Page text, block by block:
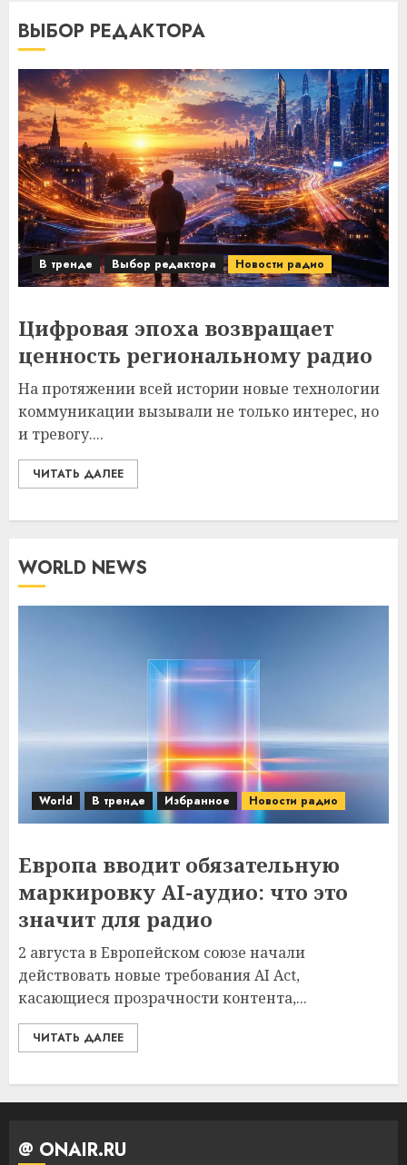
ВЫБОР РЕДАКТОРА
В тренде Выбор редактора Новости радио
Цифровая эпоха возвращает
ценность региональному радио
На протяжении всей истории новые технологии
коммуникации вызывали не только интерес, но
и тревогу....
ЧИТАТЬ ДАЛЕЕ
WORLD NEWS
World В тренде Избранное Новости радио
Европа вводит обязательную
маркировку AI-аудио: что это
значит для радио
2 августа в Европейском союзе начали
действовать новые требования AI Act,
касающиеся прозрачности контента,...
ЧИТАТЬ ДАЛЕЕ
@ ONAIR.RU